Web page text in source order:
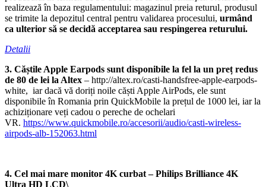
realizează în baza regulamentului: magazinul preia returul, produsul
se trimite la depozitul central pentru validarea procesului, urmând
ca ulterior să se decidă acceptarea sau respingerea returului.
Detalii
3. Căștile Apple Earpods sunt disponibile la fel la un preț redus
de 80 de lei la Altex – http://altex.ro/casti-handsfree-apple-earpods-
white, iar dacă vă doriți noile căști Apple AirPods, ele sunt
disponibile în Romania prin QuickMobile la prețul de 1000 lei, iar la
achiziționare veți cadou o pereche de ochelari
VR. https://www.quickmobile.ro/accesorii/audio/casti-wireless-
airpods-alb-152063.html
4. Cel mai mare monitor 4K curbat – Philips Brilliance 4K
Ultra HD LCD\